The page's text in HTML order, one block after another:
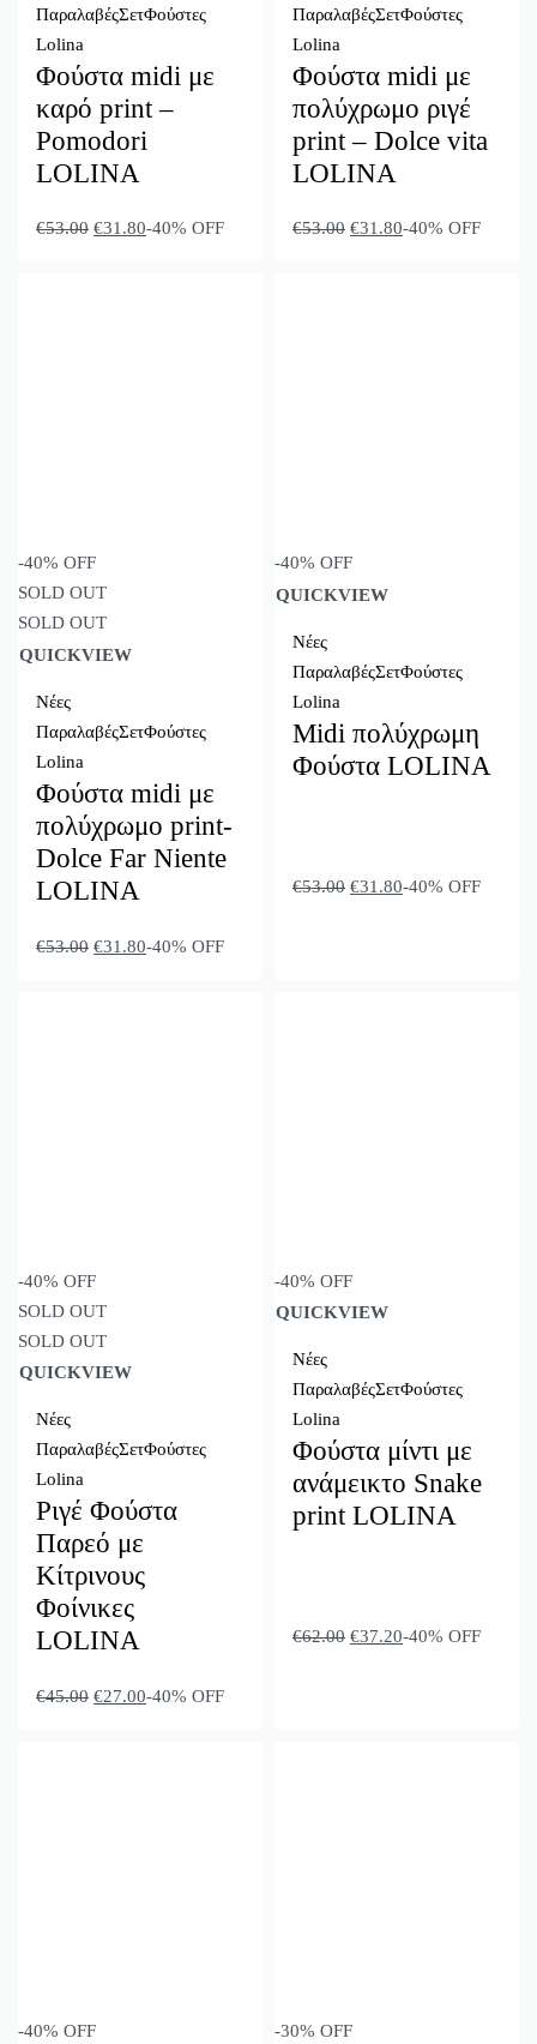
ΠαραλαβέςΣετΦούστες
Lolina
Φούστα midi με
καρό print –
Pomodori
LOLINA
€53.00 €31.80-40% OFF
ΠαραλαβέςΣετΦούστες
Lolina
Φούστα midi με
πολύχρωμο ριγέ
print – Dolce vita
LOLINA
€53.00 €31.80-40% OFF
-40% OFF
SOLD OUT
SOLD OUT
QUICKVIEW
Νέες
ΠαραλαβέςΣετΦούστες
Lolina
Φούστα midi με
πολύχρωμο print-
Dolce Far Niente
LOLINA
€53.00 €31.80-40% OFF
-40% OFF
QUICKVIEW
Νέες
ΠαραλαβέςΣετΦούστες
Lolina
Midi πολύχρωμη
Φούστα LOLINA
€53.00 €31.80-40% OFF
-40% OFF
SOLD OUT
SOLD OUT
QUICKVIEW
Νέες
ΠαραλαβέςΣετΦούστες
Lolina
Ριγέ Φούστα
Παρεό με
Κίτρινους
Φοίνικες
LOLINA
€45.00 €27.00-40% OFF
-40% OFF
QUICKVIEW
Νέες
ΠαραλαβέςΣετΦούστες
Lolina
Φούστα μίντι με
ανάμεικτο Snake
print LOLINA
€62.00 €37.20-40% OFF
-40% OFF
-30% OFF